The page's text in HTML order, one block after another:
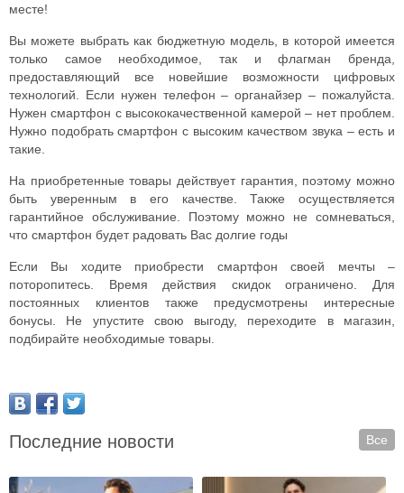
месте!
Вы можете выбрать как бюджетную модель, в которой имеется
только самое необходимое, так и флагман бренда,
предоставляющий все новейшие возможности цифровых
технологий. Если нужен телефон – органайзер – пожалуйста.
Нужен смартфон с высококачественной камерой – нет проблем.
Нужно подобрать смартфон с высоким качеством звука – есть и
такие.
На приобретенные товары действует гарантия, поэтому можно
быть уверенным в его качестве. Также осуществляется
гарантийное обслуживание. Поэтому можно не сомневаться,
что смартфон будет радовать Вас долгие годы
Если Вы ходите приобрести смартфон своей мечты –
поторопитесь. Время действия скидок ограничено. Для
постоянных клиентов также предусмотрены интересные
бонусы. Не упустите свою выгоду, переходите в магазин,
подбирайте необходимые товары.
Все
Последние новости